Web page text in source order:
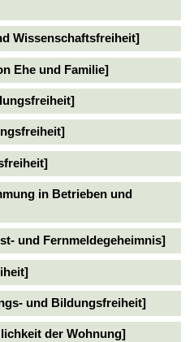
Wissenschaftsfreiheit]
Ehe und Familie]
in Betrieben und
und Fernmeldegeheimnis]
und Bildungsfreiheit]
der Wohnung]